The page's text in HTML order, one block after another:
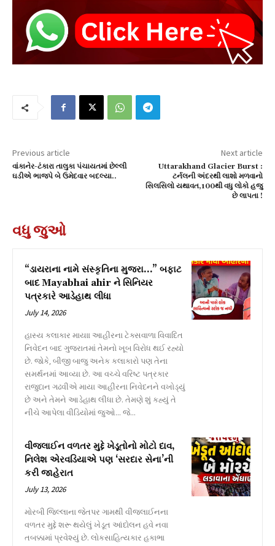
Previous article
વાંકાનેર-ટંકારા તાલુકા પંચાયતમાં છેલ્લી
ઘડીએ ભાજપે બે ઉમેદવાર બદલ્યા..
Next article
Uttarakhand Glacier Burst :
ટર્નલની અંદરથી લાશો મળવાનો
સિલસિલો યથાવત,100થી વધુ લોકો હજુ
છે લાપતા !
વધુ જુઓ
“ડાયરાના નામે સંસ્કૃતિના મુજરા…” બફાટ
બાદ Mayabhai ahir ને સિનિયર
પત્રકારે આડેહાથ લીધા
July 14, 2026
હાસ્ય કલાકાર માયાા આહીરના ટેક્સવાળા વિવાદિત
નિવેદન બાદ ગુજરાતમાં તેમનો ખૂબ વિરોધ થઈ રહ્યો
છે. જોકે, બીજી બાજુ અનેક કલાકારો પણ તેના
સમર્થનમાં આવ્યા છે. આ વચ્ચે વરિષ્ટ પત્રકાર
રાજુદાન ગઢવીએ માયા આહીરના નિવેદનને વખોડ્યું
છે અને તેમને આડેહાથ લીધા છે. તેમણે શું કહ્યું તે
નીચે આપેલા વીડિયોમાં જુઓ... જે...
વીજલાઈન વળતર મુદ્દે ખેડૂતોનો મોટો દાવ,
નિલેશ એરવડિયાએ પણ ‘સરદાર સેના’ની
કરી જાહેરાત
July 13, 2026
મોરબી જિલ્લાના જેતપર ગામથી વીજલાઈનના
વળતર મુદ્દે શરૂ થયેલું ખેડૂત આંદોલન હવે નવા
તબક્કામાં પ્રવેશ્યું છે. લોકસાહિત્યકાર હકાભા